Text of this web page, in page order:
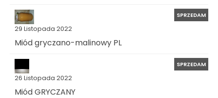
29 Listopada 2022
SPRZEDAM
Miód gryczano-malinowy PL
26 Listopada 2022
SPRZEDAM
Miód GRYCZANY